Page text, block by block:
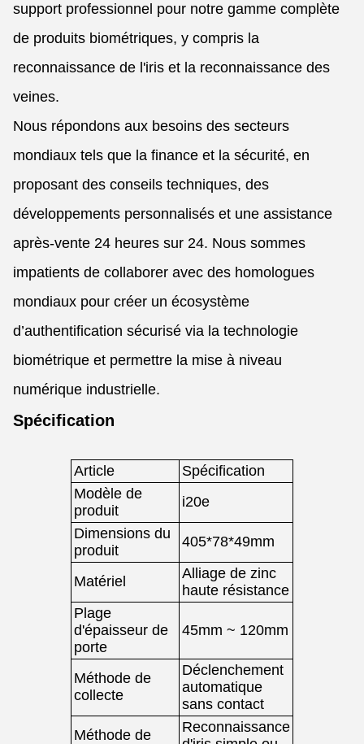
support professionnel pour notre gamme complète
de produits biométriques, y compris la
reconnaissance de l'iris et la reconnaissance des
veines.
Nous répondons aux besoins des secteurs
mondiaux tels que la finance et la sécurité, en
proposant des conseils techniques, des
développements personnalisés et une assistance
après-vente 24 heures sur 24. Nous sommes
impatients de collaborer avec des homologues
mondiaux pour créer un écosystème
d’authentification sécurisé via la technologie
biométrique et permettre la mise à niveau
numérique industrielle.
Spécification
Article
Spécification
Modèle de
produit
i20e
Dimensions du
produit
405*78*49mm
Matériel
Alliage de zinc
haute résistance
Plage
d'épaisseur de
porte
45mm ~ 120mm
Méthode de
collecte
Déclenchement
automatique
sans contact
Méthode de
Reconnaissance